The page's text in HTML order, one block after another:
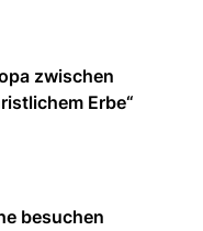
zwischen
Erbe“
besuchen